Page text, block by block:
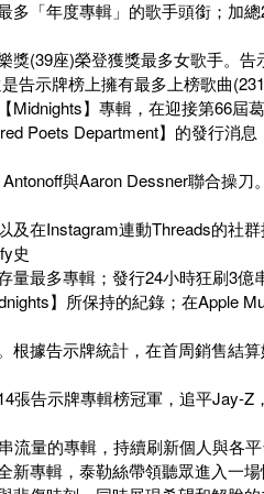
多「年度專輯」的歌手頭銜；加
獎(39座)榮登獲獎最多女歌手。
告示牌榜上擁有最多上榜歌曲
Midnights】專輯，在迎接第66屆
Poets Department】的發行消
與Aaron Dessner聯合操
及在Instagram連動Threads的社
史
量最多專輯；發行24小時狂刷3
】所保持的紀錄；在Apple
根據告示牌統計，在首周銷售結
張告示牌專輯榜冠軍，追平Jay-
流量的專輯，持續刷新個人與各
新專輯，泰勒絲帶領聽眾進入一